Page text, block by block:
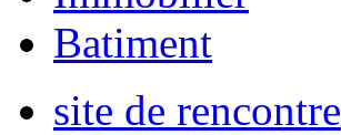
Batiment
site de rencontre